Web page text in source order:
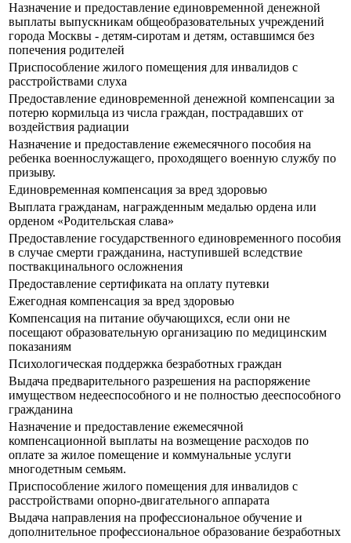
Назначение и предоставление единовременной денежной
выплаты выпускникам общеобразовательных учреждений
города Москвы - детям-сиротам и детям, оставшимся без
попечения родителей
Приспособление жилого помещения для инвалидов с
расстройствами слуха
Предоставление единовременной денежной компенсации за
потерю кормильца из числа граждан, пострадавших от
воздействия радиации
Назначение и предоставление ежемесячного пособия на
ребенка военнослужащего, проходящего военную службу по
призыву.
Единовременная компенсация за вред здоровью
Выплата гражданам, награжденным медалью ордена или
орденом «Родительская слава»
Предоставление государственного единовременного пособия
в случае смерти гражданина, наступившей вследствие
поствакцинального осложнения
Предоставление сертификата на оплату путевки
Ежегодная компенсация за вред здоровью
Компенсация на питание обучающихся, если они не
посещают образовательную организацию по медицинским
показаниям
Психологическая поддержка безработных граждан
Выдача предварительного разрешения на распоряжение
имуществом недееспособного и не полностью дееспособного
гражданина
Назначение и предоставление ежемесячной
компенсационной выплаты на возмещение расходов по
оплате за жилое помещение и коммунальные услуги
многодетным семьям.
Приспособление жилого помещения для инвалидов с
расстройствами опорно-двигательного аппарата
Выдача направления на профессиональное обучение и
дополнительное профессиональное образование безработных